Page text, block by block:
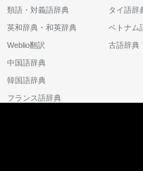
類語・対義語辞典
英和辞典・和英辞典
Weblio翻訳
中国語辞典
韓国語辞典
フランス語辞典
タイ語辞
ベトナム
古語辞典